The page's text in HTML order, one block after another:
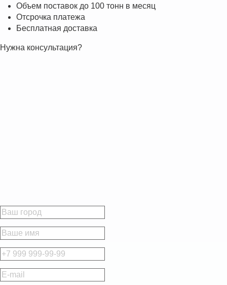
Объем поставок до 100 тонн в месяц
Отсрочка платежа
Бесплатная доставка
Нужна консультация?